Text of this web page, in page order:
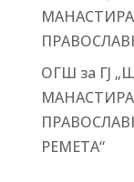
ОГШ за ГЈ
МАНАСТИРА
РЕМЕТА“